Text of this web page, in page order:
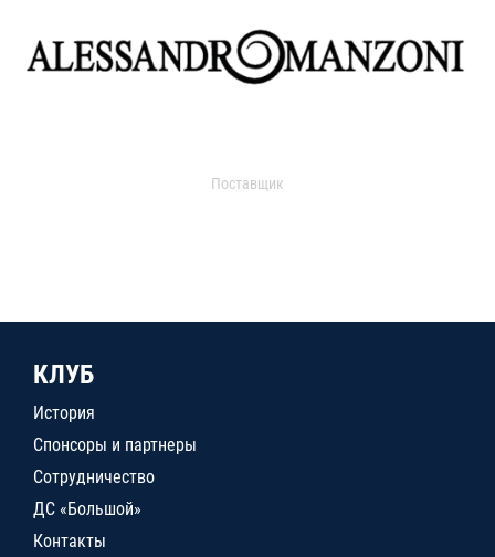
Поставщик
КЛУБ
История
Спонсоры и партнеры
Сотрудничество
ДС «Большой»
Контакты